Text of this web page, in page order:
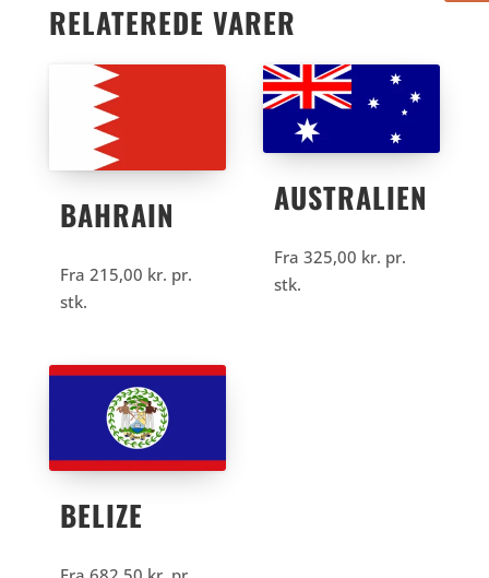
RELATEREDE VARER
BAHRAIN
Fra 215,00 kr. pr.
stk.
AUSTRALIEN
Fra325,00 kr. pr.
stk.
BELIZE